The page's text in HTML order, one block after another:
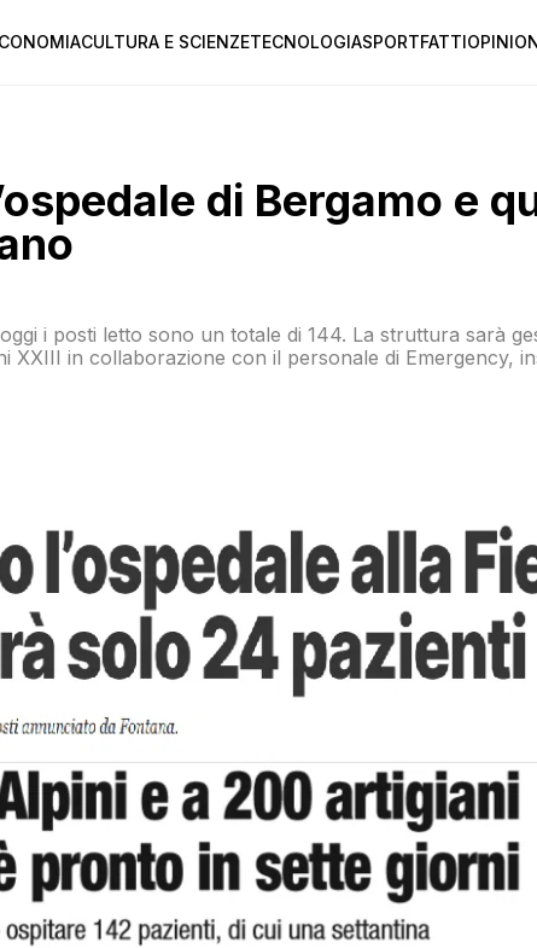
CULTURA E SCIENZETECNOLOGIASPORTFATTI
di Bergamo e
i posti letto sono un totale di 144. La struttura sarà
XXIII in collaborazione con il personale di Emergency,